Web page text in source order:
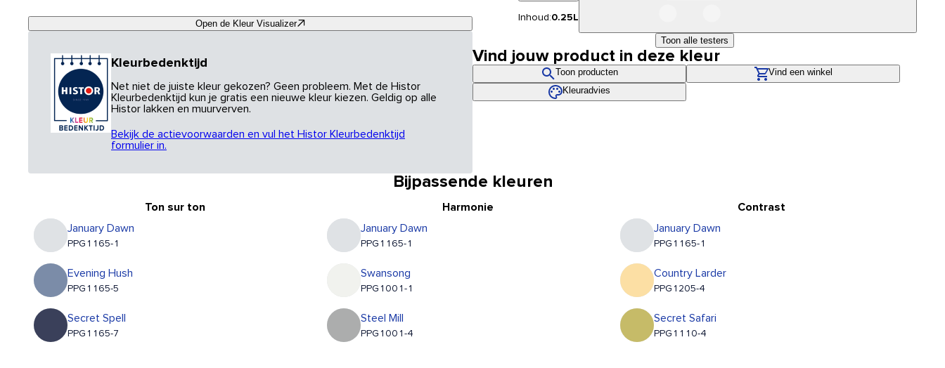
Open de Kleur Visualizer
Kleurbedenktijd
Net niet de juiste kleur gekozen? Geen probleem. Met de Histor
Kleurbedenktijd kun je gratis een nieuwe kleur kiezen. Geldig op alle
Histor lakken en muurverven.
Bekijk de actievoorwaarden en vul het Histor Kleurbedenktijd
formulier in.
Inhoud:0.25L
Toon alle testers
Vind jouw product in deze kleur
Toon producten
Vind een winkel
Kleuradvies
Bijpassende kleuren
Ton sur ton
January Dawn
PPG1165-1
Evening Hush
PPG1165-5
Secret Spell
PPG1165-7
Harmonie
January Dawn
PPG1165-1
Swansong
PPG1001-1
Steel Mill
PPG1001-4
Contrast
January Dawn
PPG1165-1
Country Larder
PPG1205-4
Secret Safari
PPG1110-4